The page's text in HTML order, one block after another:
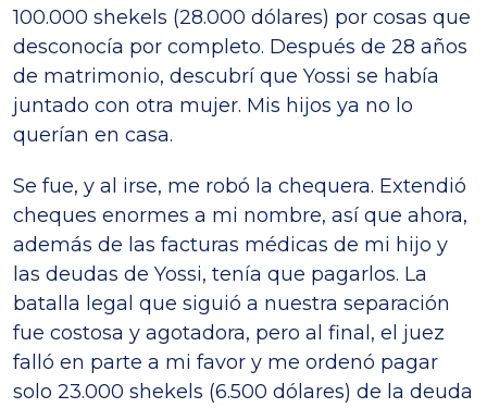
100.000 shekels (28.000 dólares) por cosas que
desconocía por completo. Después de 28 años
de matrimonio, descubrí que Yossi se había
juntado con otra mujer. Mis hijos ya no lo
querían en casa.
Se fue, y al irse, me robó la chequera. Extendió
cheques enormes a mi nombre, así que ahora,
además de las facturas médicas de mi hijo y
las deudas de Yossi, tenía que pagarlos. La
batalla legal que siguió a nuestra separación
fue costosa y agotadora, pero al final, el juez
falló en parte a mi favor y me ordenó pagar
solo 23.000 shekels (6.500 dólares) de la deuda